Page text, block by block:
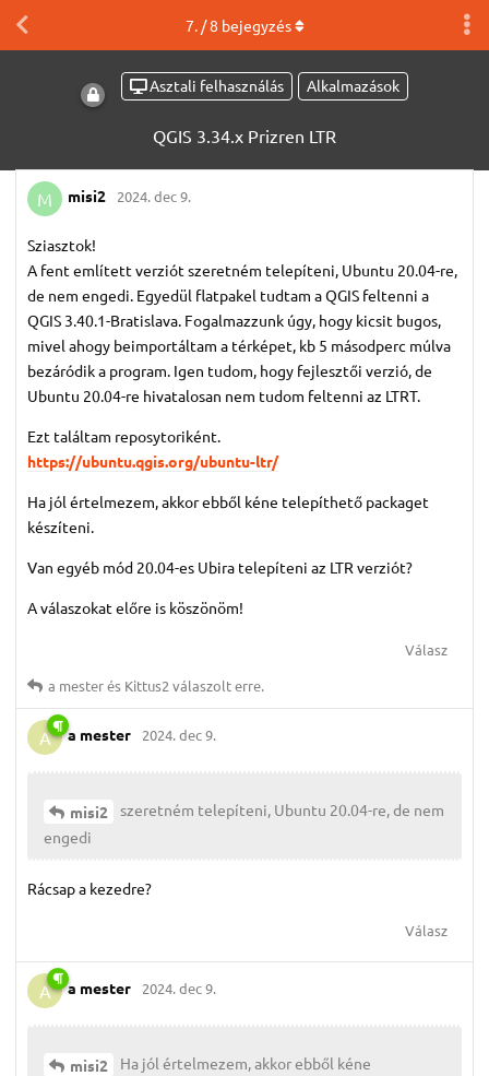
Asztali felhasználás Alkalmazások
QGIS 3.34.x Prizren LTR
7. /8 bejegyzés
M misi2 2024. dec 9.
Sziasztok!
A fent említett verziót szeretném telepíteni, Ubuntu 20.04-re,
de nem engedi. Egyedül flatpakel tudtam a QGIS feltenni a
QGIS 3.40.1-Bratislava. Fogalmazzunk úgy, hogy kicsit bugos,
mivel ahogy beimportáltam a térképet, kb 5 másodperc múlva
bezáródik a program. Igen tudom, hogy fejlesztői verzió, de
Ubuntu 20.04-re hivatalosan nem tudom feltenni az LTRT.
Ezt találtam reposytoriként.
https://ubuntu.qgis.org/ubuntu-ltr/
Ha jól értelmezem, akkor ebből kéne telepíthető packaget
készíteni.
Van egyéb mód 20.04-es Ubira telepíteni az LTR verziót?
A válaszokat előre is köszönöm!
Válasz
a mesterés Kittus2 válaszolt erre.
A a mester 2024. dec 9.
misi2
szeretném telepíteni, Ubuntu 20.04-re, de nem
engedi
Rácsap a kezedre?
Válasz
A a mester 2024. dec 9.
misi2
Ha jól értelmezem, akkor ebből kéne